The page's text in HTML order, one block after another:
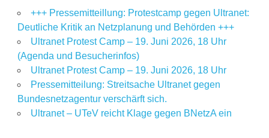
+++ Pressemitteillung: Protestcamp gegen Ultranet:
Deutliche Kritik an Netzplanung und Behörden +++
Ultranet Protest Camp – 19. Juni 2026, 18 Uhr
(Agenda und Besucherinfos)
Ultranet Protest Camp – 19. Juni 2026, 18 Uhr
Pressemitteilung: Streitsache Ultranet gegen
Bundesnetzagentur verschärft sich.
Ultranet – UTeV reicht Klage gegen BNetzA ein